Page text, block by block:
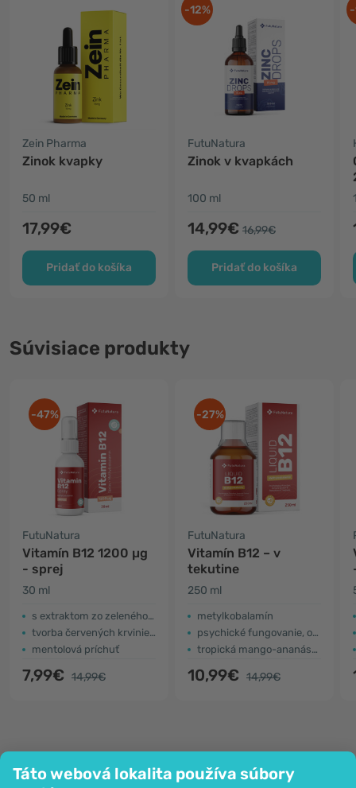
Táto webová lokalita používa súbory
Zein Pharma
Zinok kvapky
50 ml
17,99€
Pridať do košíka
-12%
FutuNatura
Zinok v kvapkách
100 ml
14,99€ 16,99€
Pridať do košíka
Súvisiace produkty
-47%
FutuNatura
Vitamín B12 1200 µg
- sprej
30 ml
s extraktom zo zeleného čaju a chrómom
tvorba červených krviniek a nervov
mentolová príchuť
7,99€ 14,99€
-27%
FutuNatura
Vitamín B12 – v
tekutine
250 ml
metylkobalamín
psychické fungovanie, odolnosť, energia
tropická mango-ananásová príchuť
10,99€ 14,99€